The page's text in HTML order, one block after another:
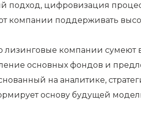
подход, цифровизация
компании поддерживать
лизинговые компании сумеют
основных фондов и
на аналитике,
основу будущей